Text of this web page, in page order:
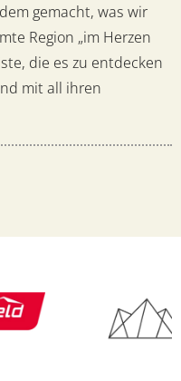
gemacht, was wir
Region „im Herzen
die es zu entdecken
mit all ihren